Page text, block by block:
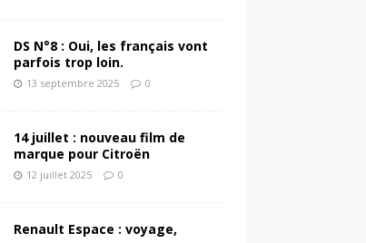
DS N°8 : Oui, les français vont
parfois trop loin.
13 septembre 2025 0
14 juillet : nouveau film de
marque pour Citroën
12 juillet 2025 0
Renault Espace : voyage,